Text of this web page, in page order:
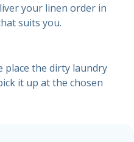
your linen order in
suits you.
place the dirty laundry
it up at the chosen